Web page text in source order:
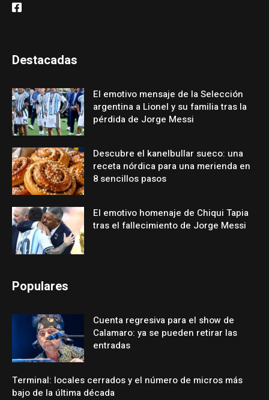
Destacadas
El emotivo mensaje de la Selección
argentina a Lionel y su familia tras la
pérdida de Jorge Messi
Descubre el kanelbullar sueco: una
receta nórdica para una merienda en
8 sencillos pasos
El emotivo homenaje de Chiqui Tapia
tras el fallecimiento de Jorge Messi
Populares
Cuenta regresiva para el show de
Calamaro: ya se pueden retirar las
entradas
Terminal: locales cerrados y el número de micros más
bajo de la última década